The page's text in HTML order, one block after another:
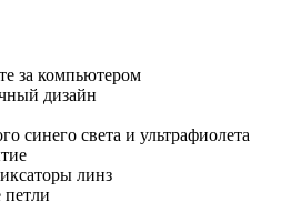
за компьютером
дизайн
синего света и ультрафиолета
линз